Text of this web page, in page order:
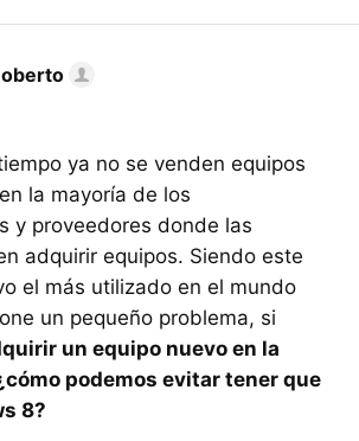
ya no se venden equipos
la mayoría de los
y proveedores donde las
adquirir equipos. Siendo este
el más utilizado en el mundo
un pequeño problema, si
un equipo nuevo en la
podemos evitar tener que
8?